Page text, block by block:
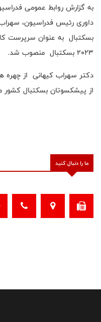
به گزارش روابط عمومی
داوری رئیس فدراسیون،
بسکتبال به عنوان سرپرست
۲۰۲۳ بسکتبال منصوب شد.
دکتر سهراب کیهانی از
از پیشکسوتان بسکتبال
ما را دنبال کنید